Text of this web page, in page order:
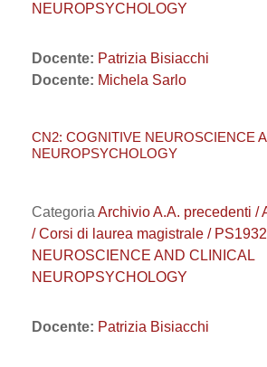
NEUROPSYCHOLOGY
Docente: Patrizia Bisiacchi
Docente: Michela Sarlo
CN2: COGNITIVE NEUROSCIENCE
NEUROPSYCHOLOGY
Categoria Archivio A.A. precedenti /
/ Corsi di laurea magistrale /
NEUROSCIENCE AND CLINICAL
NEUROPSYCHOLOGY
Docente: Patrizia Bisiacchi